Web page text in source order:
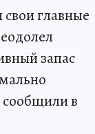
главные
запас
в